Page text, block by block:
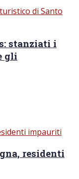
stanziati i
gli
residenti